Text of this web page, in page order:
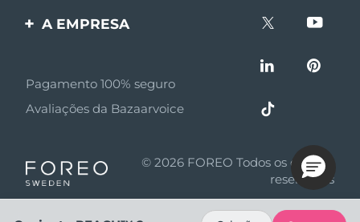
Registro de produto
A EMPRESA
Afiliados
Notícias de afiliados
Parceiro minoritário
Pagamento 100% seguro
Avaliações da Bazaarvoice
© 2026 FOREO Todos os direitos
reservados